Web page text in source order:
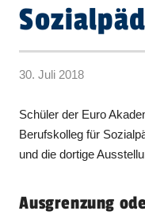
30. Juli 2018
Schüler der Euro
Berufskolleg für
und die dortige
Ausgrenzung